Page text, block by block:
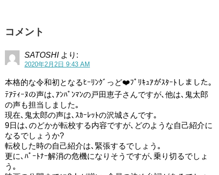
ヒープリの第2話ではなんとのどかちゃんとラビのコンビが
早速解消のピンチ(ﾟдﾟ)！
コメント
SATOSHI より:
2020年2月2日 9:43 AM
本格的な令和初となるﾋｰﾘﾝｸﾞっど❤️ﾌﾟﾘｷｭｱがｽﾀｰﾄしました｡
ﾃｱﾃｨｰﾇの声は､ｱﾝﾊﾟﾝﾏﾝの戸田恵子さんですが､他は､鬼太郎
の声も担当しました｡
現在､鬼太郎の声は､ｽｶｰﾚｯﾄの沢城さんです｡
9日は､のどかが転校する内容ですが､どのような自己紹介に
なるでしょうか?
転校した時の自己紹介は､緊張するでしょう｡
更に､ﾊﾟｰﾄﾅｰ解消の危機になりそうですが､乗り切るでしょ
う｡